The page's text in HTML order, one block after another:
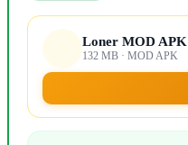
Loner MOD APK
132 MB · MOD APK